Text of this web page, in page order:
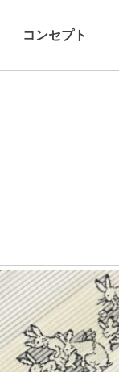
コンセプト